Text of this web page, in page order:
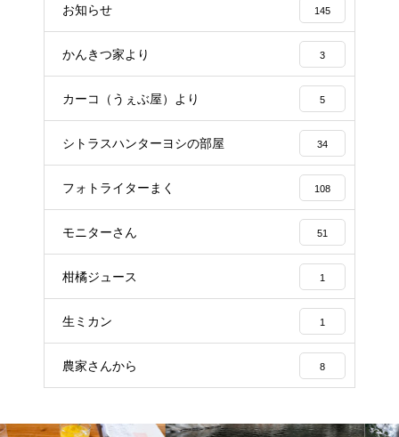
お知らせ 145
かんきつ家より 3
カーコ（うぇぶ屋）より 5
シトラスハンターヨシの部屋 34
フォトライターまく 108
モニターさん 51
柑橘ジュース 1
生ミカン 1
農家さんから 8